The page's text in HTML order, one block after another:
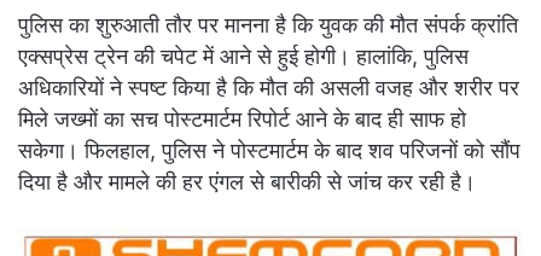
पुलिस का शुरुआती तौर पर मानना है कि युवक की मौत संपर्क क्रांति
एक्सप्रेस ट्रेन की चपेट में आने से हुई होगी। हालांकि, पुलिस
अधिकारियों ने स्पष्ट किया है कि मौत की असली वजह और शरीर पर
मिले जख्मों का सच पोस्टमार्टम रिपोर्ट आने के बाद ही साफ हो
सकेगा। फिलहाल, पुलिस ने पोस्टमार्टम के बाद शव परिजनों को सौंप
दिया है और मामले की हर एंगल से बारीकी से जांच कर रही है।